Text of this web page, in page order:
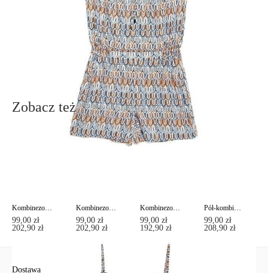
Ten produkt nie ma pytań Możesz zadać pytanie, klikając przycisk
Zobacz też
Kombinezon z nadrukiem zwierzęcym LIANA
99,00 zł
202,90 zł
Kombinezon z etnicznym wzorem MIRACLE
99,00 zł
202,90 zł
Kombinezon do punktu z wzorem serca SOLE
99,00 zł
192,90 zł
Pół-kombinezon w paski z bocznymi kieszeniami MARE
99,00 zł
208,90 zł
Dostawa